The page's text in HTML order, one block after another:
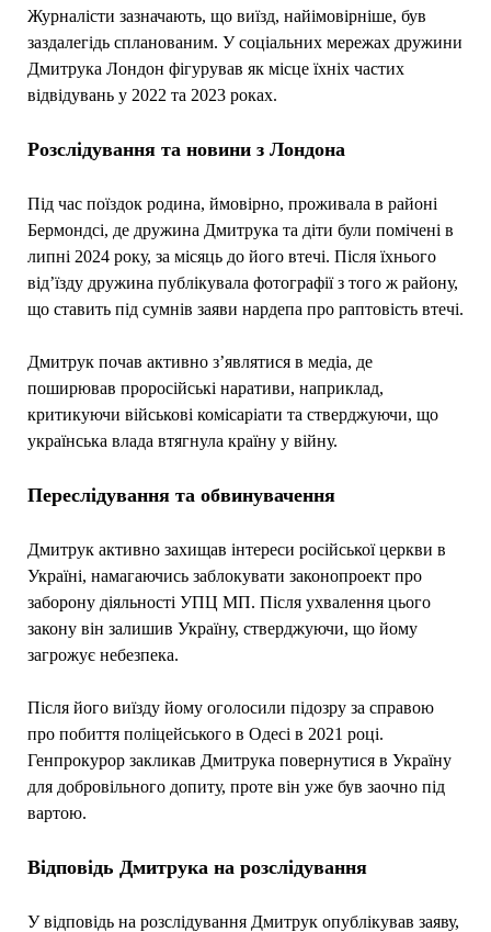
Журналісти зазначають, що виїзд, найімовірніше, був
заздалегідь спланованим. У соціальних мережах дружини
Дмитрука Лондон фігурував як місце їхніх частих
відвідувань у 2022 та 2023 роках.
Розслідування та новини з Лондона
Під час поїздок родина, ймовірно, проживала в районі
Бермондсі, де дружина Дмитрука та діти були помічені в
липні 2024 року, за місяць до його втечі. Після їхнього
від’їзду дружина публікувала фотографії з того ж району,
що ставить під сумнів заяви нардепа про раптовість втечі.
Дмитрук почав активно з’являтися в медіа, де
поширював проросійські наративи, наприклад,
критикуючи військові комісаріати та стверджуючи, що
українська влада втягнула країну у війну.
Переслідування та обвинувачення
Дмитрук активно захищав інтереси російської церкви в
Україні, намагаючись заблокувати законопроект про
заборону діяльності УПЦ МП. Після ухвалення цього
закону він залишив Україну, стверджуючи, що йому
загрожує небезпека.
Після його виїзду йому оголосили підозру за справою
про побиття поліцейського в Одесі в 2021 році.
Генпрокурор закликав Дмитрука повернутися в Україну
для добровільного допиту, проте він уже був заочно під
вартою.
Відповідь Дмитрука на розслідування
У відповідь на розслідування Дмитрук опублікував заяву,